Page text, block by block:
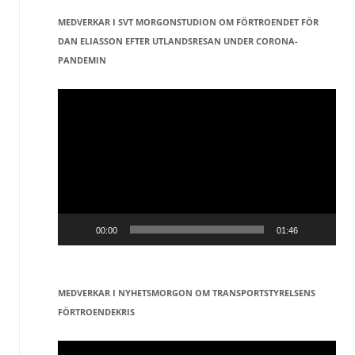
MEDVERKAR I SVT MORGONSTUDION OM FÖRTROENDET FÖR
DAN ELIASSON EFTER UTLANDSRESAN UNDER CORONA-
PANDEMIN
Videospelare
00:00 01:46
MEDVERKAR I NYHETSMORGON OM TRANSPORTSTYRELSENS
FÖRTROENDEKRIS
Videospelare